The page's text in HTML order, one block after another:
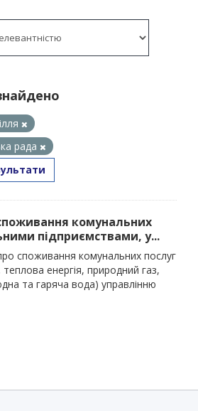
рада
комунальних
підприємствами, у...
споживання комунальних послуг
теплова енергія, природний газ,
та гаряча вода) управлінню